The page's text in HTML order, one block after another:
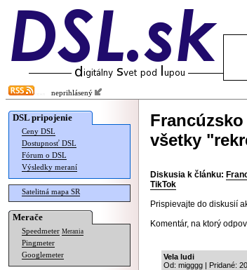
neprihlásený
DSL pripojenie
Ceny DSL
Dostupnosť DSL
Fórum o DSL
Výsledky meraní
Satelitná mapa SR
Merače
Speedmeter Merania
Pingmeter
Googlemeter
všetky
Diskusia k článku:
TikTok
Prispievajte do diskusií
Komentár, na ktorý
Vela ludi
Od: migggg | Pridané: